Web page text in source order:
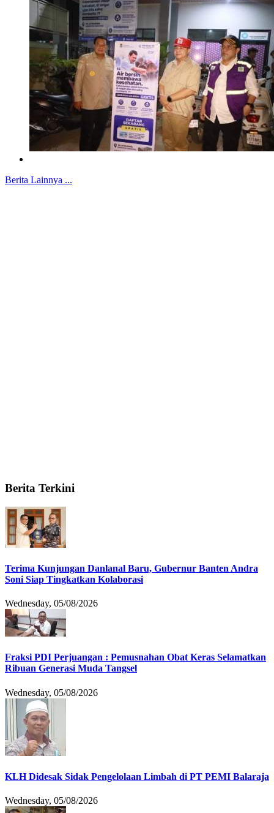
Berita Lainnya ...
Berita Terkini
Terima Kunjungan Danlanal Baru, Gubernur Banten Andra
Soni Siap Tingkatkan Kolaborasi
Wednesday, 05/08/2026
Fraksi PDI Perjuangan : Pemusnahan Obat Keras Selamatkan
Ribuan Generasi Muda Tangsel
Wednesday, 05/08/2026
KLH Didesak Sidak Pengelolaan Limbah di PT PEMI Balaraja
Wednesday, 05/08/2026